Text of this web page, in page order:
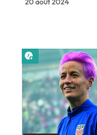
20 août 2024
Lire plus tard